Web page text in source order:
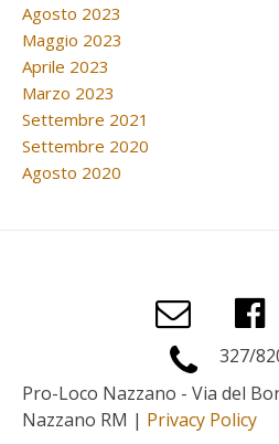
Agosto 2023
Maggio 2023
Aprile 2023
Marzo 2023
Settembre 2021
Settembre 2020
Agosto 2020
327/
Pro-Loco Nazzano - Via del
Nazzano RM | Privacy Policy